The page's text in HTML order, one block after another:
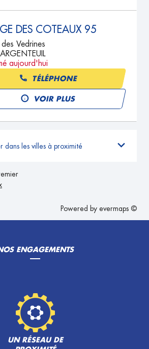
DES COTEAUX 95
Vedrines
aujourd'hui
TÉLÉPHONE
VOIR PLUS
dans les villes à proximité
Powered by evermaps ©
ENGAGEMENTS
UN RÉSEAU DE